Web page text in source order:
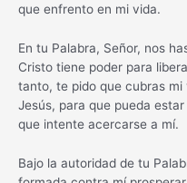
que enfrento en mi vida.
En tu Palabra, Señor, nos
Cristo tiene poder para
tanto, te pido que cubras
Jesús, para que pueda
que intente acercarse a mí.
Bajo la autoridad de tu